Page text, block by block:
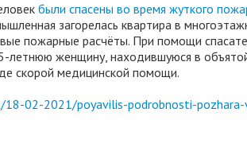
были спасены во время жуткого
загорелась квартира в
пожарные расчёты. При помощи
летнюю женщину, находившуюся в
скорой медицинской помощи.
02-2021/poyavilis-podrobnosti-